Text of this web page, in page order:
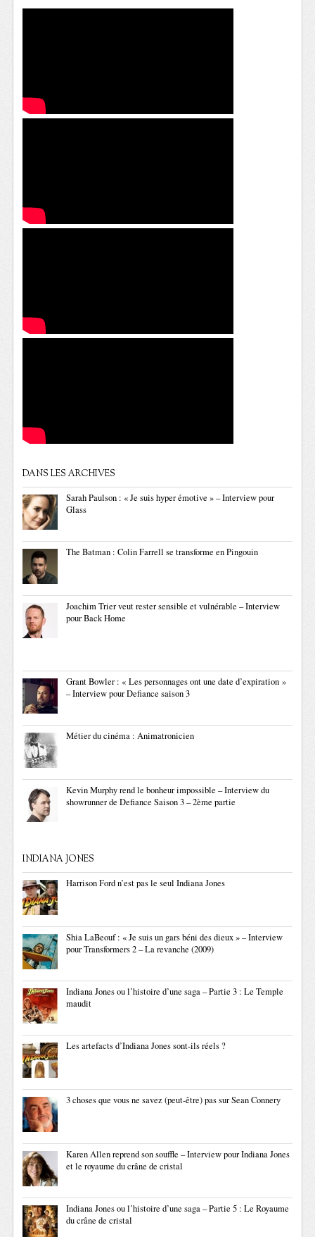
DANS LES ARCHIVES
Sarah Paulson : « Je suis hyper émotive » – Interview pour
Glass
The Batman : Colin Farrell se transforme en Pingouin
Joachim Trier veut rester sensible et vulnérable – Interview
pour Back Home
Grant Bowler : « Les personnages ont une date d’expiration »
– Interview pour Defiance saison 3
Métier du cinéma : Animatronicien
Kevin Murphy rend le bonheur impossible – Interview du
showrunner de Defiance Saison 3 – 2ème partie
INDIANA JONES
Harrison Ford n’est pas le seul Indiana Jones
Shia LaBeouf : « Je suis un gars béni des dieux » – Interview
pour Transformers 2 – La revanche (2009)
Indiana Jones ou l’histoire d’une saga – Partie 3 : Le Temple
maudit
Les artefacts d’Indiana Jones sont-ils réels ?
3 choses que vous ne savez (peut-être) pas sur Sean Connery
Karen Allen reprend son souffle – Interview pour Indiana Jones
et le royaume du crâne de cristal
Indiana Jones ou l’histoire d’une saga – Partie 5 : Le Royaume
du crâne de cristal